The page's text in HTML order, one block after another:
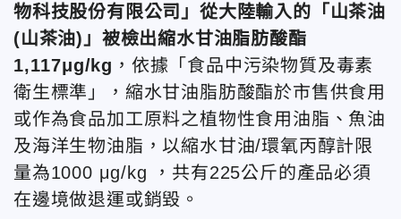
物科技股份有限公司」從大陸輸入的「山茶油
(山茶油)」被檢出縮水甘油脂肪酸酯
1,117μg/kg ，依據「食品中污染物質及毒素
衛生標準」，縮水甘油脂肪酸酯於市售供食用
或作為食品加工原料之植物性食用油脂、魚油
及海洋生物油脂，以縮水甘油/環氧丙醇計限
量為1000 μg/kg ，共有225公斤的產品必須
在邊境做退運或銷毀。